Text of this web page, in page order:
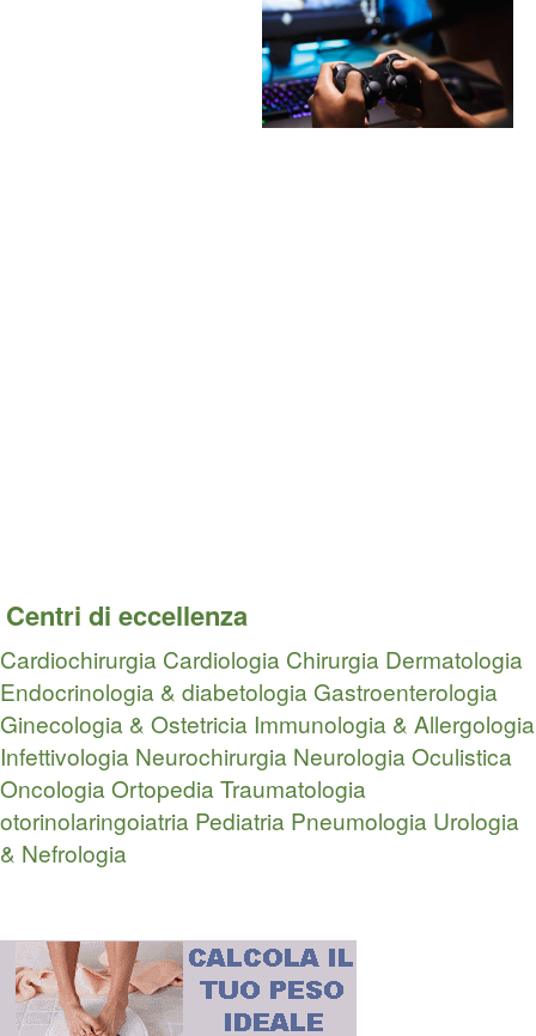
Centri di eccellenza
Cardiochirurgia Cardiologia Chirurgia Dermatologia
Endocrinologia & diabetologia Gastroenterologia
Ginecologia & Ostetricia Immunologia & Allergologia
Infettivologia Neurochirurgia NeurologiaOculistica
OncologiaOrtopedia Traumatologia
otorinolaringoiatria Pediatria Pneumologia Urologia
& Nefrologia